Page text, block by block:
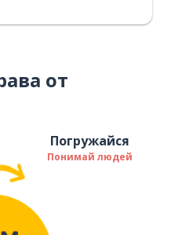
от
Погружайся
Понимай людей